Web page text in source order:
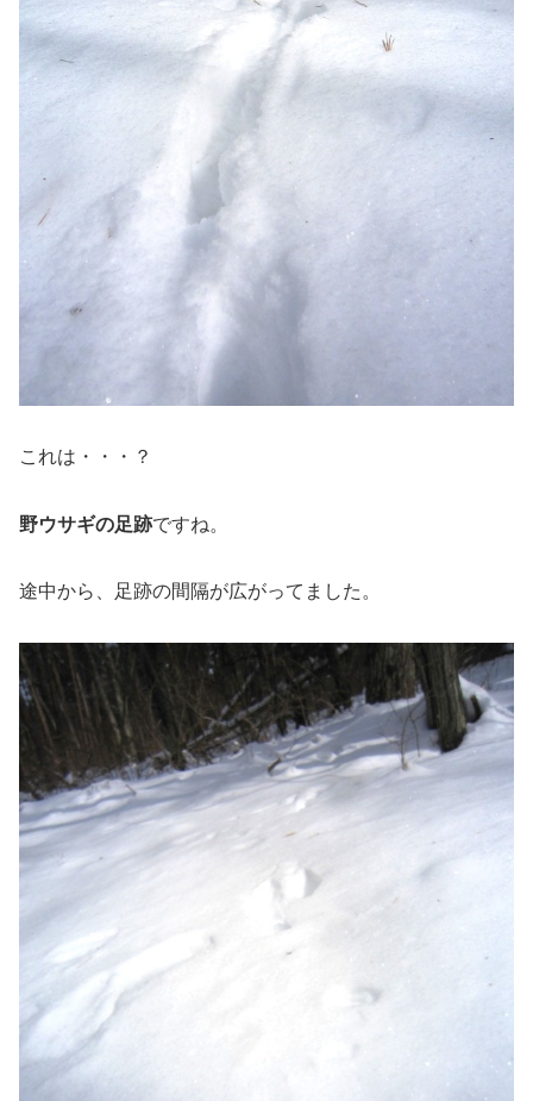
これは・・・？
野ウサギの足跡ですね。
途中から、足跡の間隔が広がってました。